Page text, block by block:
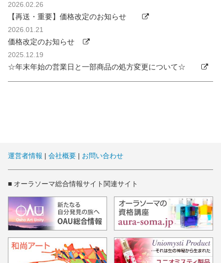
2026.02.26
【再送・重要】価格改定のお知らせ
2026.01.21
価格改定のお知らせ
2025.12.19
☆年末年始の営業日と一部商品の処方変更について☆
運営者情報 | 会社概要 | お問い合わせ
■ オーラソーマ総合情報サイト関連サイト